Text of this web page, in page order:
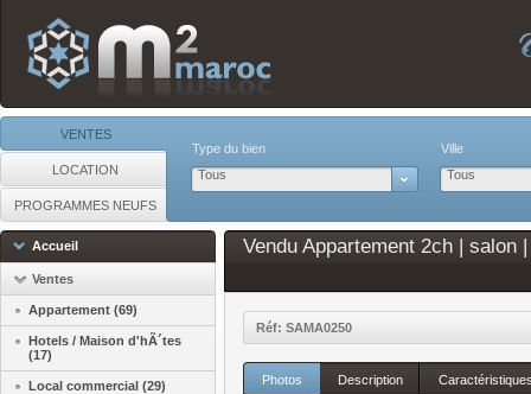
VENTES
LOCATION
PROGRAMMES NEUFS
Type du bien
Tous
Ville
Tous
Accueil
Ventes
Appartement (69)
Hotels / Maison d'hÃ´tes
(17)
Local commercial (29)
Vendu Appartement 2ch | salon
Réf: SAMA0250
Photos Description